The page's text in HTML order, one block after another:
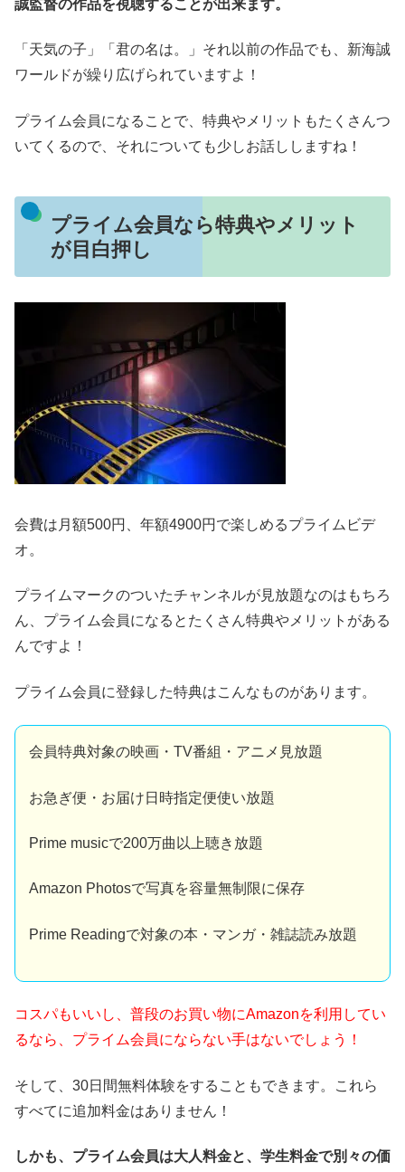
誠監督の作品を視聴することが出来ます。
「天気の子」「君の名は。」それ以前の作品でも、新海誠
ワールドが繰り広げられていますよ！
プライム会員になることで、特典やメリットもたくさんつ
いてくるので、それについても少しお話ししますね！
プライム会員なら特典やメリット
が目白押し
会費は月額500円、年額4900円で楽しめるプライムビデ
オ。
プライムマークのついたチャンネルが見放題なのはもちろ
ん、プライム会員になるとたくさん特典やメリットがある
んですよ！
プライム会員に登録した特典はこんなものがあります。
会員特典対象の映画・TV番組・アニメ見放題
お急ぎ便・お届け日時指定便使い放題
Prime musicで200万曲以上聴き放題
Amazon Photosで写真を容量無制限に保存
Prime Readingで対象の本・マンガ・雑誌読み放題
コスパもいいし、普段のお買い物にAmazonを利用してい
るなら、プライム会員にならない手はないでしょう！
そして、30日間無料体験をすることもできます。これら
すべてに追加料金はありません！
しかも、プライム会員は大人料金と、学生料金で別々の価